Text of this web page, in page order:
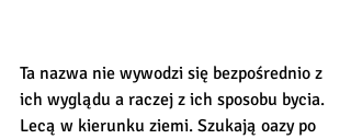
Ta nazwa nie wywodzi się bezpośrednio z
ich wyglądu a raczej z ich sposobu bycia.
Lecą w kierunku ziemi. Szukają oazy po